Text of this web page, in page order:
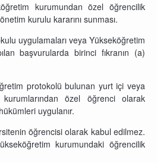
kurumundan özel öğrencilik
kurulu kararını sunması.
uygulamaları veya Yükseköğretim
başvurularda birinci fıkranın (a)
protokolü bulunan yurt içi veya
kurumlarından özel öğrenci olarak
uygulanır.
öğrencisi olarak kabul edilmez.
kurumundaki öğrencilik